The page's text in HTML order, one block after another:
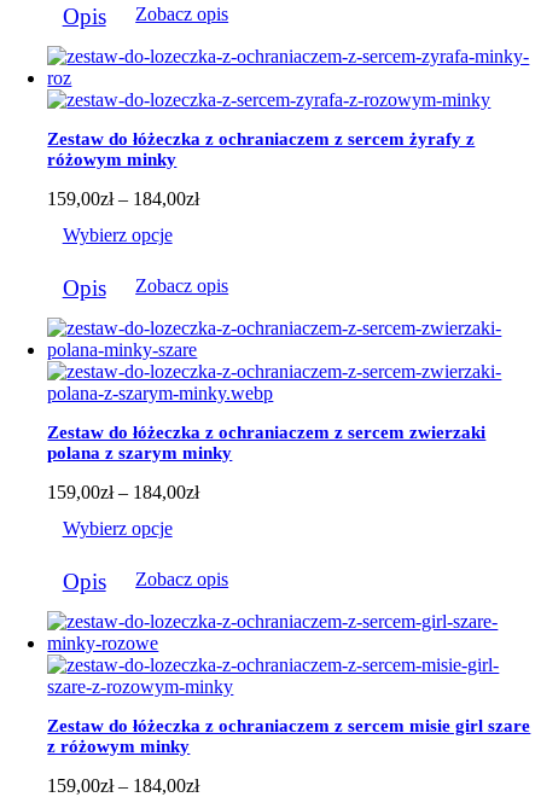
do
produkt
ma
wiele
wariantów.
Opcje
można
wybrać
na
stronie
Opis Zobacz opis
Zestaw do łóżeczka z ochraniaczem z sercem żyrafy z
różowym minky
159,00zł – 184,00złZakres
do
Wybierz opcje
produkt
ma
wiele
wariantów.
Opcje
można
wybrać
na
stronie
produktu
Opis Zobacz opis
Zestaw do łóżeczka z ochraniaczem z sercem zwierzaki
polana z szarym minky
159,00zł – 184,00złZakres
do
Wybierz opcje
produkt
ma
wiele
wariantów.
Opcje
można
wybrać
na
stronie
produktu
Opis Zobacz opis
Zestaw do łóżeczka z ochraniaczem z sercem misie girl szare
z różowym minky
159,00zł – 184,00złZakres